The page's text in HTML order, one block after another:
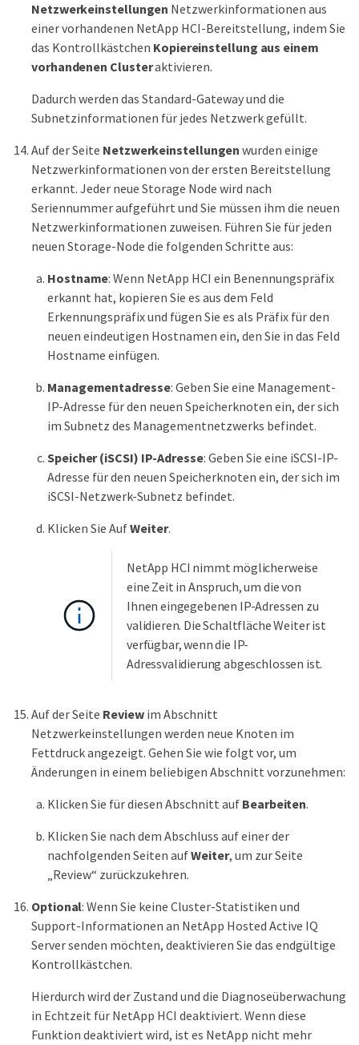
Netzwerkeinstellungen Netzwerkinformationen aus
einer vorhandenen NetApp HCI-Bereitstellung, indem Sie
das Kontrollkästchen Kopiereinstellung aus einem
vorhandenen Clusteraktivieren.
Dadurch werden das Standard-Gateway und die
Subnetzinformationen für jedes Netzwerk gefüllt.
Auf der Seite Netzwerkeinstellungen wurden einige
Netzwerkinformationen von der ersten Bereitstellung
erkannt. Jeder neue Storage Node wird nach
Seriennummer aufgeführt und Sie müssen ihm die neuen
Netzwerkinformationen zuweisen. Führen Sie für jeden
neuen Storage-Node die folgenden Schritte aus:
Hostname: Wenn NetApp HCI ein Benennungspräfix
erkannt hat, kopieren Sie es aus dem Feld
Erkennungspräfix und fügen Sie es als Präfix für den
neuen eindeutigen Hostnamen ein, den Sie in das Feld
Hostname einfügen.
Managementadresse: Geben Sie eine Management-
IP-Adresse für den neuen Speicherknoten ein, der sich
im Subnetz des Managementnetzwerks befindet.
Speicher (iSCSI) IP-Adresse: Geben Sie eine iSCSI-IP-
Adresse für den neuen Speicherknoten ein, der sich im
iSCSI-Netzwerk-Subnetz befindet.
Klicken Sie AufWeiter.
NetApp HCI nimmt möglicherweise
eine Zeit in Anspruch, um die von
Ihnen eingegebenen IP-Adressen zu
validieren. Die Schaltfläche Weiter ist
verfügbar, wenn die IP-
Adressvalidierung abgeschlossen ist.
Auf der Seite Reviewim Abschnitt
Netzwerkeinstellungen werden neue Knoten im
Fettdruck angezeigt. Gehen Sie wie folgt vor, um
Änderungen in einem beliebigen Abschnitt vorzunehmen:
Klicken Sie für diesen Abschnitt auf Bearbeiten.
Klicken Sie nach dem Abschluss auf einer der
nachfolgenden Seiten aufWeiter, um zur Seite
„Review“ zurückzukehren.
Optional: Wenn Sie keine Cluster-Statistiken und
Support-Informationen an NetApp Hosted Active IQ
Server senden möchten, deaktivieren Sie das endgültige
Kontrollkästchen.
Hierdurch wird der Zustand und die Diagnoseüberwachung
in Echtzeit für NetApp HCI deaktiviert. Wenn diese
Funktion deaktiviert wird, ist es NetApp nicht mehr